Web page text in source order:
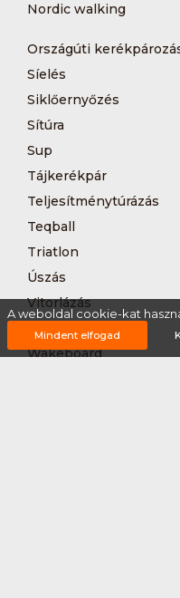
Nordic walking
Országúti
Síelés
Siklőernyőzés
Sítúra
Sup
Tájkerékpár
Teljesítménytúrázás
Teqball
Triatlon
Úszás
Vitorlázás
Vizilabda
Wakeboard
A weboldal cookie-kat
Mindent elfogad